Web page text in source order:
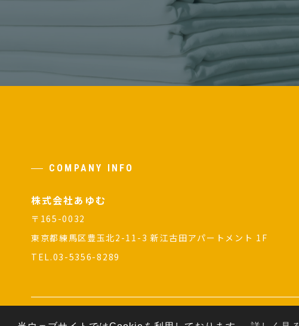
COMPANY INFO
株式会社あゆむ
〒165-0032
東京都練馬区豊玉北2-11-3 新江古田アパートメント 1F
TEL.03-5356-8289